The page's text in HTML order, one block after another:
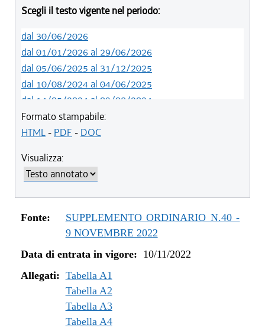
Scegli il testo vigente nel periodo:
dal 30/06/2026
dal 01/01/2026 al 29/06/2026
dal 05/06/2025 al 31/12/2025
dal 10/08/2024 al 04/06/2025
dal 14/05/2024 al 09/08/2024
dal 01/01/2023 al 13/05/2024
dal 10/11/2022 al 31/12/2022
Formato stampabile:
HTML- PDF - DOC
Visualizza:
Fonte:
SUPPLEMENTO ORDINARIO N.40 -
9 NOVEMBRE 2022
Data di entrata in vigore: 10/11/2022
Allegati: Tabella A1
Tabella A2
Tabella A3
Tabella A4